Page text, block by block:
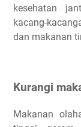
kesehatan
kacang-
dan makanan
Kurangi
Makanan